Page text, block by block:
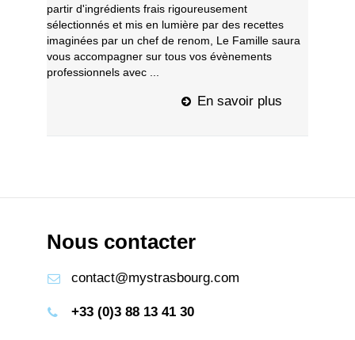
partir d'ingrédients frais rigoureusement
sélectionnés et mis en lumière par des recettes
imaginées par un chef de renom, Le Famille saura
vous accompagner sur tous vos évènements
professionnels avec ...
En savoir plus
Nous contacter
contact@mystrasbourg.com
+33 (0)3 88 13 41 30